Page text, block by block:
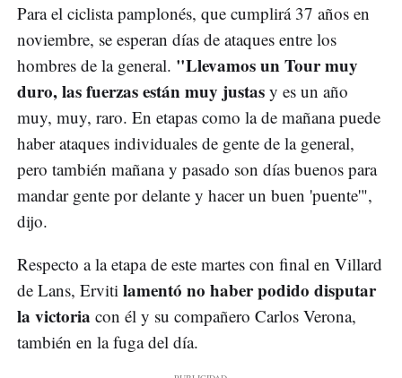
Para el ciclista pamplonés, que cumplirá 37 años en
noviembre, se esperan días de ataques entre los
hombres de la general. "Llevamos un Tour muy
duro, las fuerzas están muy justas y es un año
muy, muy, raro. En etapas como la de mañana puede
haber ataques individuales de gente de la general,
pero también mañana y pasado son días buenos para
mandar gente por delante y hacer un buen 'puente'",
dijo.
Respecto a la etapa de este martes con final en Villard
de Lans, Erviti lamentó no haber podido disputar
la victoria con él y su compañero Carlos Verona,
también en la fuga del día.